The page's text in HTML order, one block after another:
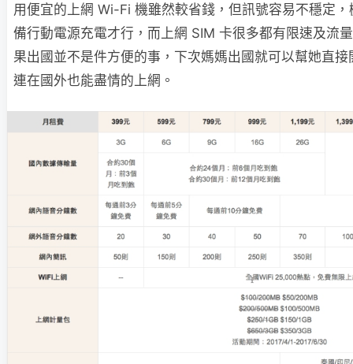
用便宜的上網 Wi-Fi 機雖然較省錢，但訊號容易不穩定
備行動電源充電才行，而上網 SIM 卡很多都有限速及流
果出國並不是件方便的事，下次媽媽出國就可以幫她直
連在國外也能盡情的上網。